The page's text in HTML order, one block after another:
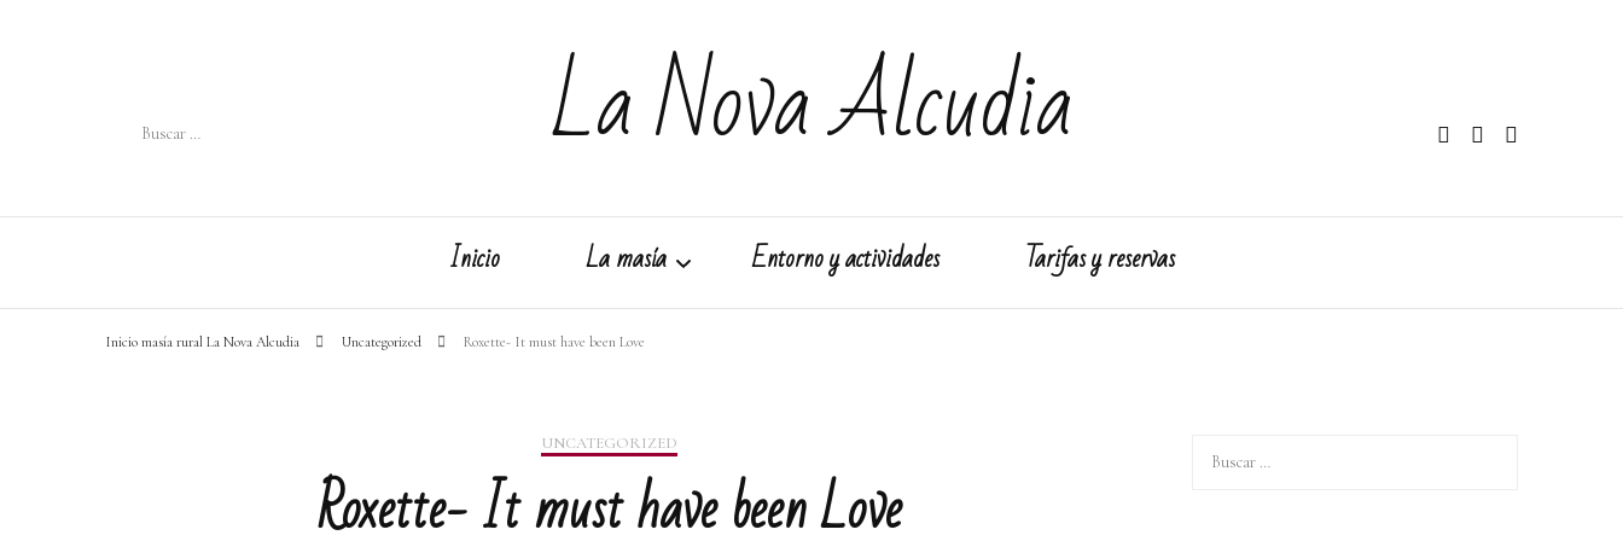
Buscar: La Nova Alcudia
Inicio La masía Entorno y actividades Tarifas y reservas
Inicio masía rural La Nova Alcudia Uncategorized Roxette- It must have been Love
UNCATEGORIZED
Roxette- It must have been Love Buscar: